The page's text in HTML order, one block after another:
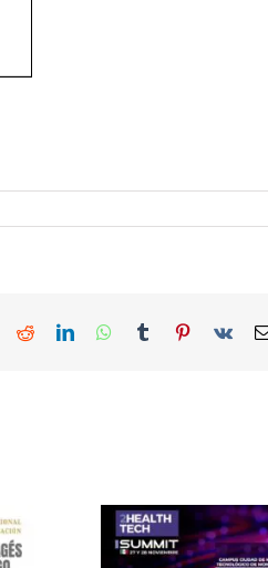
RedditLinkedInWhatsApp
Tumblr Pinterest
Vk